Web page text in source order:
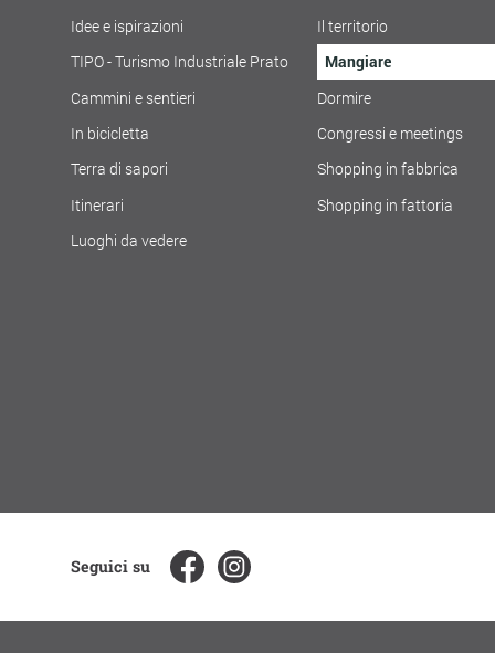
Idee e ispirazioni
TIPO - Turismo Industriale Prato
Cammini e sentieri
In bicicletta
Terra di sapori
Itinerari
Luoghi da vedere
Il territorio
Mangiare
Dormire
Congressi e meetings
Shopping in fabbrica
Shopping in fattoria
Seguici su